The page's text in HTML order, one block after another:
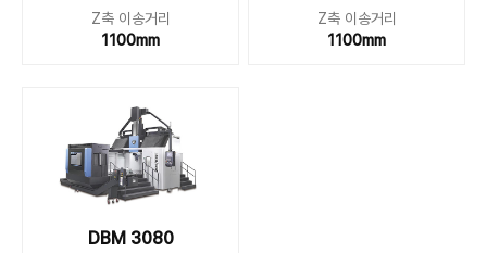
Z축 이송거리
1100mm
Z축 이송거리
1100mm
DBM 3080